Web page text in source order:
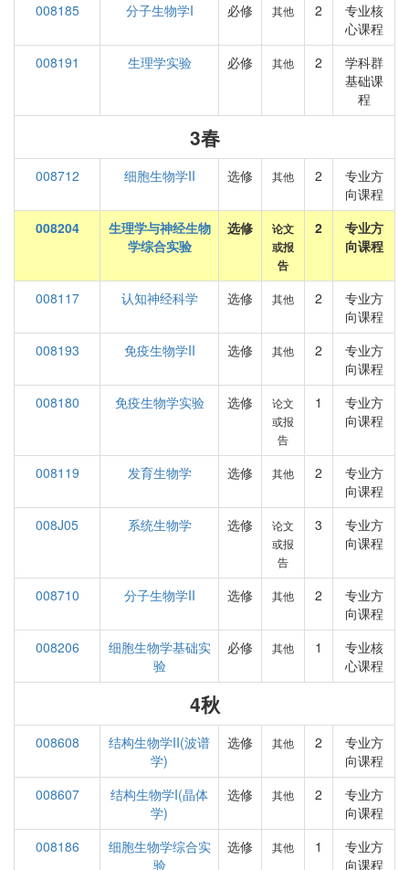
008185
分子生物学I 必修 其他 2
专业核
心课程
008191
生理学实验 必修 其他 2
学科群
基础课
程
3春
008712 细胞生物学II 选修 其他 2
专业方
向课程
008204
生理学与神经生物
学综合实验
选修
论文
或报
告
2
专业方
向课程
008117 认知神经科学 选修 其他 2
专业方
向课程
008193
免疫生物学II 选修 其他 2
专业方
向课程
008180
免疫生物学实验 选修
论文
或报
告
1
专业方
向课程
008119 发育生物学 选修 其他 2
专业方
向课程
008J05
系统生物学 选修
论文
或报
告
3
专业方
向课程
008710 分子生物学II 选修 其他 2
专业方
向课程
008206
细胞生物学基础实
验
必修 其他 1
专业核
心课程
4秋
008608
结构生物学II(波谱
学)
选修 其他 2
专业方
向课程
008607
结构生物学I(晶体
学)
选修 其他 2
专业方
向课程
008186
细胞生物学综合实
验
选修 其他 1
专业方
向课程